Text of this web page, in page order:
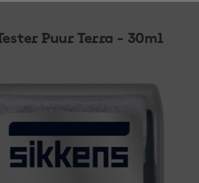
Puur Terra - 30ml